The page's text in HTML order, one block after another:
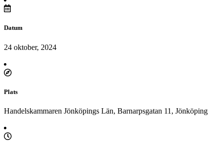
Datum
24 oktober, 2024
Plats
Handelskammaren Jönköpings Län, Barnarpsgatan 11, Jönköping